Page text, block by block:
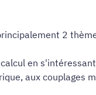
2
en
aux couplages